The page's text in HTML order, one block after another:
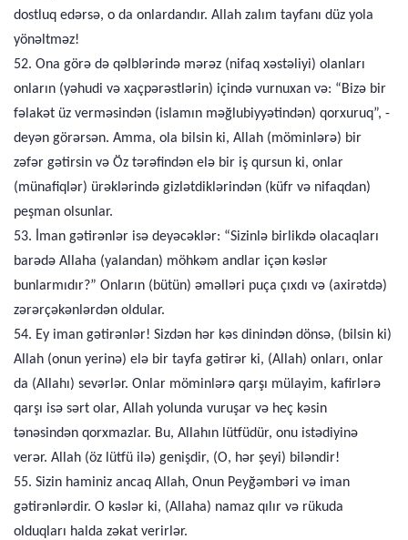
dostluq edərsə, o da onlardandır. Allah zalım tayfanı düz yola
yönəltməz!
52. Ona görə də qəlblərində mərəz (nifaq xəstəliyi) olanları
onların (yəhudi və xaçpərəstlərin) içində vurnuxan və: “Bizə bir
fəlakət üz verməsindən (islamın məğlubiyyətindən) qorxuruq”, -
deyən görərsən. Amma, ola bilsin ki, Allah (möminlərə) bir
zəfər gətirsin və Öz tərəfindən elə bir iş qursun ki, onlar
(münafiqlər) ürəklərində gizlətdiklərindən (küfr və nifaqdan)
peşman olsunlar.
53. İman gətirənlər isə deyəcəklər: “Sizinlə birlikdə olacaqları
barədə Allaha (yalandan) möhkəm andlar içən kəslər
bunlarmıdır?” Onların (bütün) əməlləri puça çıxdı və (axirətdə)
zərərçəkənlərdən oldular.
54. Ey iman gətirənlər! Sizdən hər kəs dinindən dönsə, (bilsin ki)
Allah (onun yerinə) elə bir tayfa gətirər ki, (Allah) onları, onlar
da (Allahı) sevərlər. Onlar möminlərə qarşı mülayim, kafirlərə
qarşı isə sərt olar, Allah yolunda vuruşar və heç kəsin
tənəsindən qorxmazlar. Bu, Allahın lütfüdür, onu istədiyinə
verər. Allah (öz lütfü ilə) genişdir, (O, hər şeyi) biləndir!
55. Sizin haminiz ancaq Allah, Onun Peyğəmbəri və iman
gətirənlərdir. O kəslər ki, (Allaha) namaz qılır və rükuda
olduqları halda zəkat verirlər.